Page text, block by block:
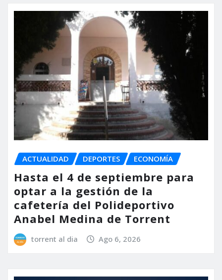
ACTUALIDAD DEPORTES ECONOMÍA
Hasta el 4 de septiembre para
optar a la gestión de la
cafetería del Polideportivo
Anabel Medina de Torrent
torrent al dia Ago 6, 2026